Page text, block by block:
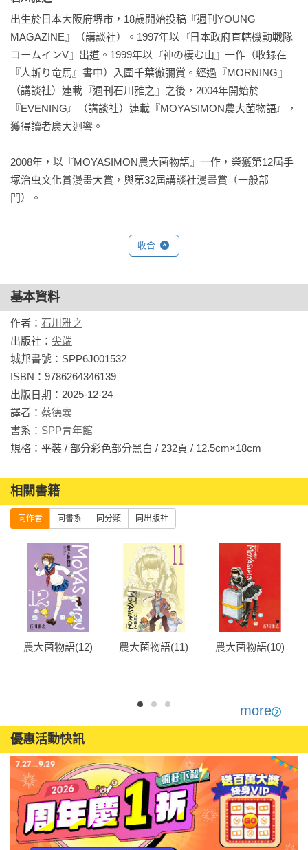
出生於日本大阪府堺市，18歲開始投稿『週刊YOUNG
MAGAZINE』（講談社）。1997年以『日本政府直轄機動戦隊
コームインV』出道。1999年以『神の棲む山』一作（收錄在
『人斬り竜馬』書中）入圍千葉徹彌賞。經過『MORNING』
（講談社）連載『週刊石川雅之』之後，2004年開始於
『EVENING』（講談社）連載『MOYASIMON農大菌物語』，
獲得讀者廣大迴響。
2008年，以『MOYASIMON農大菌物語』一作，榮獲第12屆手
塚治虫文化賞漫畫大賞，與第32屆講談社漫畫賞（一般部
門）。
收合
基本資料
作者： 石川雅之
出版社： 尖端
城邦書號：SPP6J001532
ISBN：9786264346139
出版日期：2025-12-24
譯者： 蔡德襄
書系： SPP青年館
相關書籍
同作者 同書系 同分類 同出版社
農大菌物語(12) 農大菌物語(11) 農大菌物語(10)
more
優惠活動快訊